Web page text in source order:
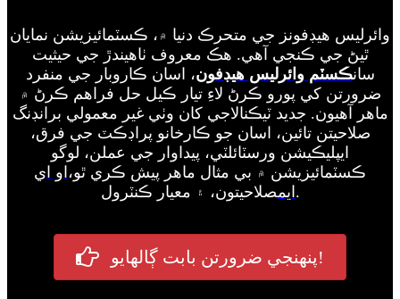
وائرليس هيڊفونز جي متحرڪ دنيا ۾، ڪسٽمائيزيشن نمايان
ٿيڻ جي ڪنجي آهي. هڪ معروف ٺاهيندڙ جي حيثيت
سانڪسٽم وائرليس هيڊفون، اسان ڪاروبار جي منفرد
ضرورتن کي پورو ڪرڻ لاءِ تيار ڪيل حل فراهم ڪرڻ ۾
ماهر آهيون. جديد ٽيڪنالاجي کان وٺي غير معمولي برانڊنگ
صلاحيتن تائين، اسان جو ڪارخانو پراڊڪٽ جي فرق،
ايپليڪيشن ورسٽائلٽي، پيداوار جي عملن، لوگو
ڪسٽمائيزيشن ۾ بي مثال ماهر پيش ڪري ٿو، او اي
ايم صلاحيتون، ۽ معيار ڪنٽرول.
پنهنجي ضرورتن بابت ڳالهايو!